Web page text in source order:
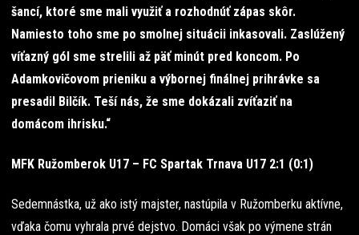
šancí, ktoré sme mali využiť a rozhodnúť zápas skôr.
Namiesto toho sme po smolnej situácii inkasovali. Zaslúžený
víťazný gól sme strelili až päť minút pred koncom. Po
Adamkovičovom prieniku a výbornej finálnej prihrávke sa
presadil Bilčík. Teší nás, že sme dokázali zvíťaziť na
domácom ihrisku.“
MFK Ružomberok U17 – FC Spartak Trnava U17 2:1 (0:1)
Sedemnástka, už ako istý majster, nastúpila v Ružomberku aktívne,
vďaka čomu vyhrala prvé dejstvo. Domáci však po výmene strán